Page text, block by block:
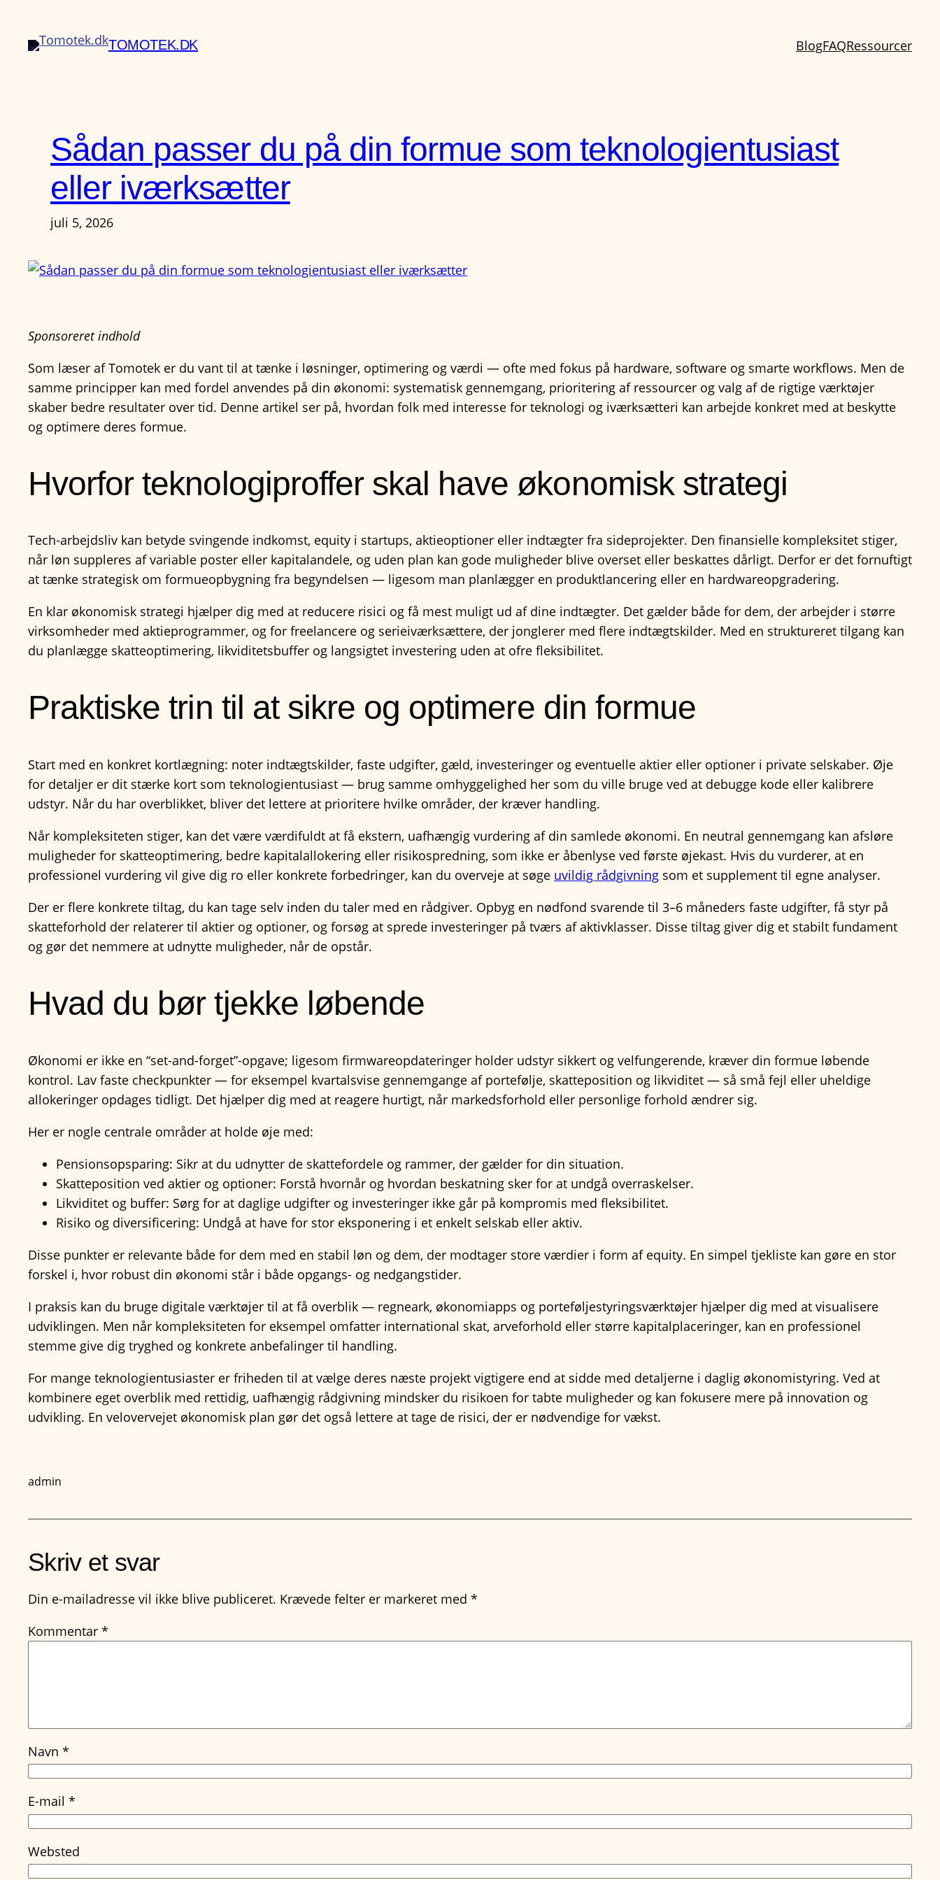
indhold
TOMOTEK.DK BlogFAQRessourcer
Sådan passer du på din formue som teknologientusiast
eller iværksætter
juli 5, 2026
Sponsoreret indhold
Som læser af Tomotek er du vant til at tænke i løsninger, optimering og værdi — ofte med fokus på hardware, software og smarte workflows. Men de
samme principper kan med fordel anvendes på din økonomi: systematisk gennemgang, prioritering af ressourcer og valg af de rigtige værktøjer
skaber bedre resultater over tid. Denne artikel ser på, hvordan folk med interesse for teknologi og iværksætteri kan arbejde konkret med at beskytte
og optimere deres formue.
Hvorfor teknologiproffer skal have økonomisk strategi
Tech-arbejdsliv kan betyde svingende indkomst, equity i startups, aktieoptioner eller indtægter fra sideprojekter. Den finansielle kompleksitet stiger,
når løn suppleres af variable poster eller kapitalandele, og uden plan kan gode muligheder blive overset eller beskattes dårligt. Derfor er det fornuftigt
at tænke strategisk om formueopbygning fra begyndelsen — ligesom man planlægger en produktlancering eller en hardwareopgradering.
En klar økonomisk strategi hjælper dig med at reducere risici og få mest muligt ud af dine indtægter. Det gælder både for dem, der arbejder i større
virksomheder med aktieprogrammer, og for freelancere og serieiværksættere, der jonglerer med flere indtægtskilder. Med en struktureret tilgang kan
du planlægge skatteoptimering, likviditetsbuffer og langsigtet investering uden at ofre fleksibilitet.
Praktiske trin til at sikre og optimere din formue
Start med en konkret kortlægning: noter indtægtskilder, faste udgifter, gæld, investeringer og eventuelle aktier eller optioner i private selskaber. Øje
for detaljer er dit stærke kort som teknologientusiast — brug samme omhyggelighed her som du ville bruge ved at debugge kode eller kalibrere
udstyr. Når du har overblikket, bliver det lettere at prioritere hvilke områder, der kræver handling.
Når kompleksiteten stiger, kan det være værdifuldt at få ekstern, uafhængig vurdering af din samlede økonomi. En neutral gennemgang kan afsløre
muligheder for skatteoptimering, bedre kapitalallokering eller risikospredning, som ikke er åbenlyse ved første øjekast. Hvis du vurderer, at en
professionel vurdering vil give dig ro eller konkrete forbedringer, kan du overveje at søge uvildig rådgivning som et supplement til egne analyser.
Der er flere konkrete tiltag, du kan tage selv inden du taler med en rådgiver. Opbyg en nødfond svarende til 3–6 måneders faste udgifter, få styr på
skatteforhold der relaterer til aktier og optioner, og forsøg at sprede investeringer på tværs af aktivklasser. Disse tiltag giver dig et stabilt fundament
og gør det nemmere at udnytte muligheder, når de opstår.
Hvad du bør tjekke løbende
Økonomi er ikke en “set-and-forget”-opgave; ligesom firmwareopdateringer holder udstyr sikkert og velfungerende, kræver din formue løbende
kontrol. Lav faste checkpunkter — for eksempel kvartalsvise gennemgange af portefølje, skatteposition og likviditet — så små fejl eller uheldige
allokeringer opdages tidligt. Det hjælper dig med at reagere hurtigt, når markedsforhold eller personlige forhold ændrer sig.
Her er nogle centrale områder at holde øje med:
Pensionsopsparing: Sikr at du udnytter de skattefordele og rammer, der gælder for din situation.
Skatteposition ved aktier og optioner: Forstå hvornår og hvordan beskatning sker for at undgå overraskelser.
Likviditet og buffer: Sørg for at daglige udgifter og investeringer ikke går på kompromis med fleksibilitet.
Risiko og diversificering: Undgå at have for stor eksponering i et enkelt selskab eller aktiv.
Disse punkter er relevante både for dem med en stabil løn og dem, der modtager store værdier i form af equity. En simpel tjekliste kan gøre en stor
forskel i, hvor robust din økonomi står i både opgangs- og nedgangstider.
I praksis kan du bruge digitale værktøjer til at få overblik — regneark, økonomiapps og porteføljestyringsværktøjer hjælper dig med at visualisere
udviklingen. Men når kompleksiteten for eksempel omfatter international skat, arveforhold eller større kapitalplaceringer, kan en professionel
stemme give dig tryghed og konkrete anbefalinger til handling.
For mange teknologientusiaster er friheden til at vælge deres næste projekt vigtigere end at sidde med detaljerne i daglig økonomistyring. Ved at
kombinere eget overblik med rettidig, uafhængig rådgivning mindsker du risikoen for tabte muligheder og kan fokusere mere på innovation og
udvikling. En velovervejet økonomisk plan gør det også lettere at tage de risici, der er nødvendige for vækst.
admin
Skriv et svar
Din e-mailadresse vil ikke blive publiceret. Krævede felter er markeret med *
Kommentar *
Navn *
E-mail *
Websted